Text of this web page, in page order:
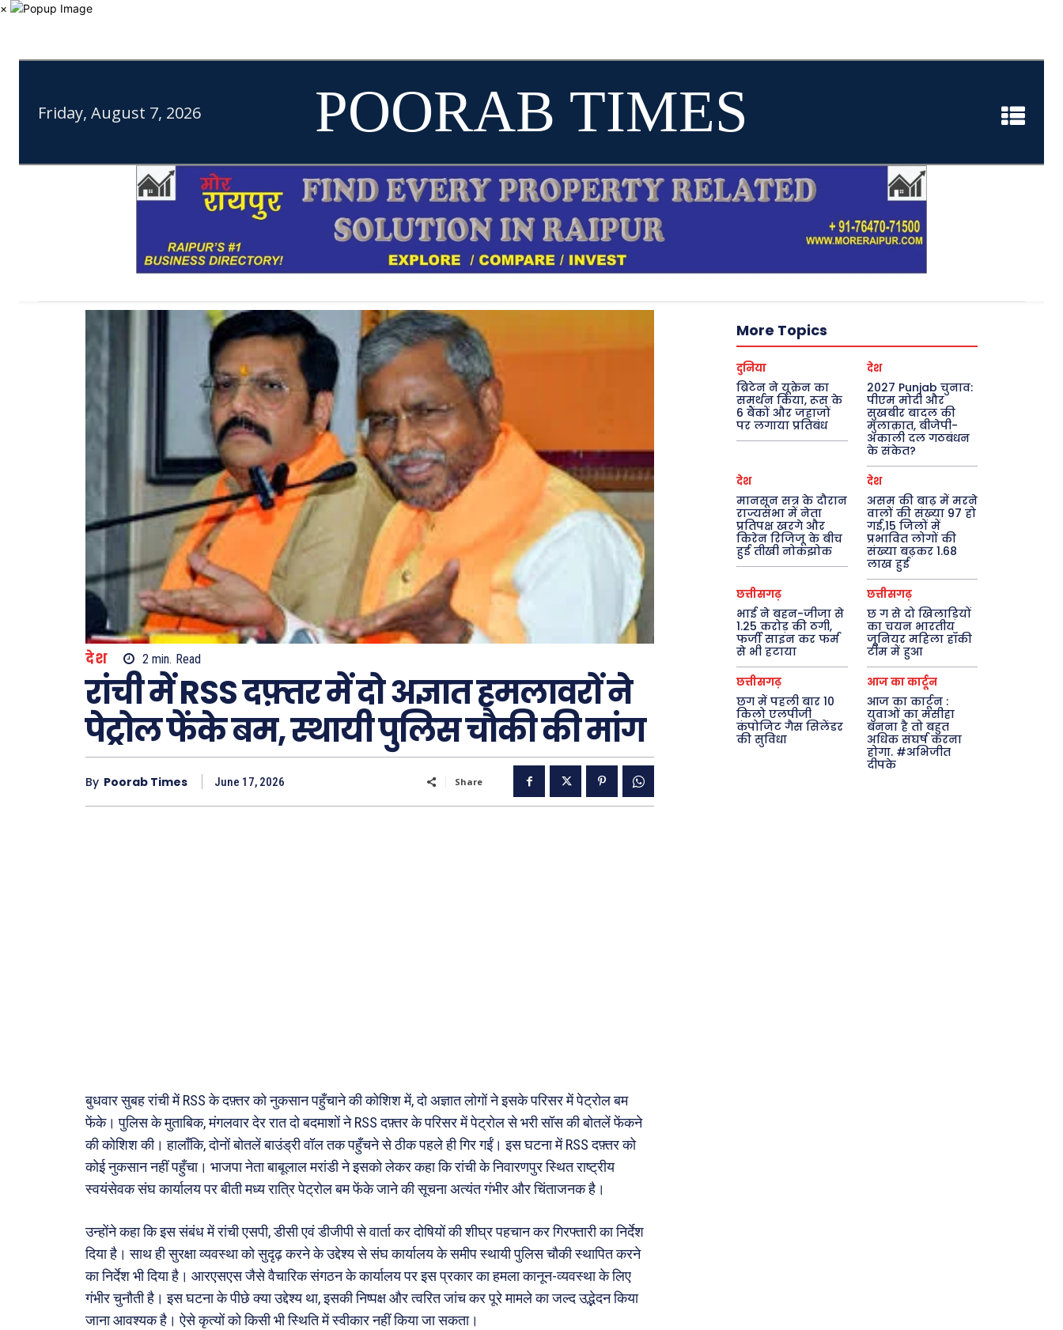
मनोरंजन
फ़िल्मी दुनिया
खेल
अजब-ग़ज़ब
जानकारी
Tech
Laptops
अन्य
धर्म व अध्यात्म
Real Estate
Finance
×
Friday, August 7, 2026 POORAB TIMES
देश 2 min. Read
रांची में RSS दफ़्तर में दो अज्ञात हमलावरों ने
पेट्रोल फेंके बम, स्थायी पुलिस चौकी की मांग
By Poorab Times June 17, 2026 Share
बुधवार सुबह रांची में RSS के दफ़्तर को नुकसान पहुँचाने की कोशिश में, दो अज्ञात लोगों ने इसके परिसर में पेट्रोल बम
फेंके। पुलिस के मुताबिक, मंगलवार देर रात दो बदमाशों ने RSS दफ़्तर के परिसर में पेट्रोल से भरी सॉस की बोतलें फेंकने
की कोशिश की। हालाँकि, दोनों बोतलें बाउंड्री वॉल तक पहुँचने से ठीक पहले ही गिर गईं। इस घटना में RSS दफ़्तर को
कोई नुकसान नहीं पहुँचा। भाजपा नेता बाबूलाल मरांडी ने इसको लेकर कहा कि रांची के निवारणपुर स्थित राष्ट्रीय
स्वयंसेवक संघ कार्यालय पर बीती मध्य रात्रि पेट्रोल बम फेंके जाने की सूचना अत्यंत गंभीर और चिंताजनक है।
उन्होंने कहा कि इस संबंध में रांची एसपी, डीसी एवं डीजीपी से वार्ता कर दोषियों की शीघ्र पहचान कर गिरफ्तारी का निर्देश
दिया है। साथ ही सुरक्षा व्यवस्था को सुदृढ़ करने के उद्देश्य से संघ कार्यालय के समीप स्थायी पुलिस चौकी स्थापित करने
का निर्देश भी दिया है। आरएसएस जैसे वैचारिक संगठन के कार्यालय पर इस प्रकार का हमला कानून-व्यवस्था के लिए
गंभीर चुनौती है। इस घटना के पीछे क्या उद्देश्य था, इसकी निष्पक्ष और त्वरित जांच कर पूरे मामले का जल्द उद्भेदन किया
जाना आवश्यक है। ऐसे कृत्यों को किसी भी स्थिति में स्वीकार नहीं किया जा सकता।
More Topics
दुनिया
ब्रिटेन ने यूक्रेन का
समर्थन किया, रूस के
6 बैंकों और जहाजों
पर लगाया प्रतिबंध
देश
2027 Punjab चुनाव:
पीएम मोदी और
सुखबीर बादल की
मुलाक़ात, बीजेपी-
अकाली दल गठबंधन
के संकेत?
देश
मानसून सत्र के दौरान
राज्यसभा में नेता
प्रतिपक्ष खरगे और
किरेन रिजिजू के बीच
हुई तीखी नोकझोक
देश
असम की बाढ़ में मरने
वालों की संख्या 97 हो
गई,15 जिलों में
प्रभावित लोगों की
संख्या बढ़कर 1.68
लाख हुई
छत्तीसगढ़
भाई ने बहन-जीजा से
1.25 करोड़ की ठगी,
फर्जी साइन कर फर्म
से भी हटाया
छत्तीसगढ़
छ ग से दो खिलाड़ियों
का चयन भारतीय
जूनियर महिला हॉकी
टीम में हुआ
छत्तीसगढ़
छग में पहली बार 10
किलो एलपीजी
कंपोजिट गैस सिलेंडर
की सुविधा
आज का कार्टून
आज का कार्टून :
युवाओं का मसीहा
बनना है तो बहुत
अधिक संघर्ष करना
होगा. #अभिजीत
दीपके